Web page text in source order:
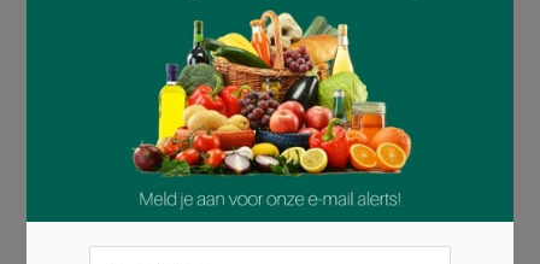
Waarom gefermenteerde voeding een
waardevolle aanvulling is op je dagelijkse
eetpatroon
Superfoods
Bijenpollen
Camu Camu